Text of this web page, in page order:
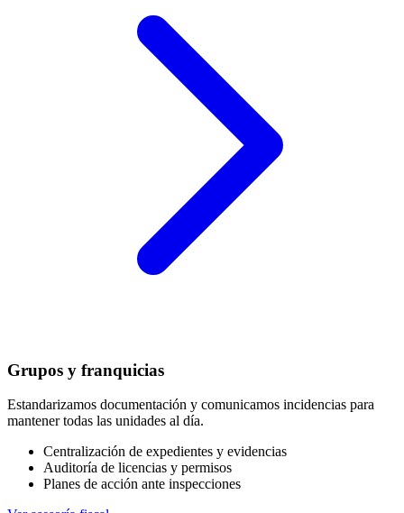
Grupos y franquicias
Estandarizamos documentación y comunicamos incidencias para
mantener todas las unidades al día.
Centralización de expedientes y evidencias
Auditoría de licencias y permisos
Planes de acción ante inspecciones